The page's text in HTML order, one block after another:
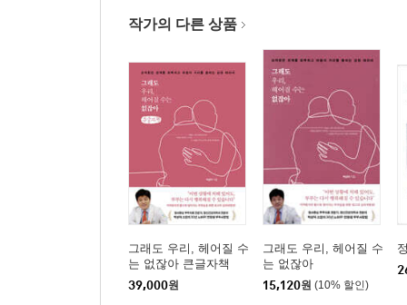
작가의 다른 상품
그래도 우리, 헤어질 수
는 없잖아 큰글자책
39,000원
그래도 우리, 헤어질 수
는 없잖아
15,120원 (10% 할인)